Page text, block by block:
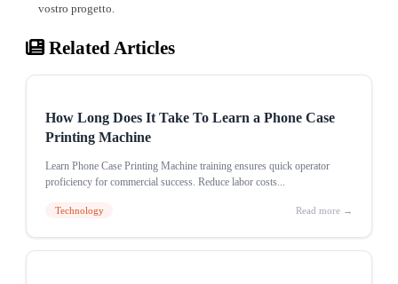
vostro progetto.
Related Articles
How Long Does It Take To Learn a Phone Case
Printing Machine
Learn Phone Case Printing Machine training ensures quick operator
proficiency for commercial success. Reduce labor costs...
Technology Read more →